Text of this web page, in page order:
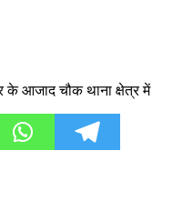
के आजाद चौक थाना क्षेत्र में